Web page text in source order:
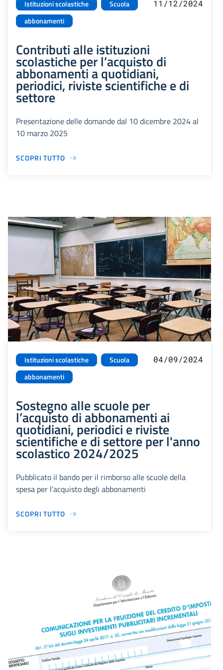
Istituzioni scolastiche
Scuola
abbonamenti
11/12/2024
Contributi alle istituzioni
scolastiche per l’acquisto di
abbonamenti a quotidiani,
periodici, riviste scientifiche e di
settore
Presentazione delle domande dal 10 dicembre 2024 al
10 marzo 2025
SCOPRI TUTTO
Istituzioni scolastiche
Scuola
abbonamenti
04/09/2024
Sostegno alle scuole per
l’acquisto di abbonamenti ai
quotidiani, periodici e riviste
scientifiche e di settore per l'anno
scolastico 2024/2025
Pubblicato il bando per il rimborso alle scuole della
spesa per l’acquisto degli abbonamenti
SCOPRI TUTTO